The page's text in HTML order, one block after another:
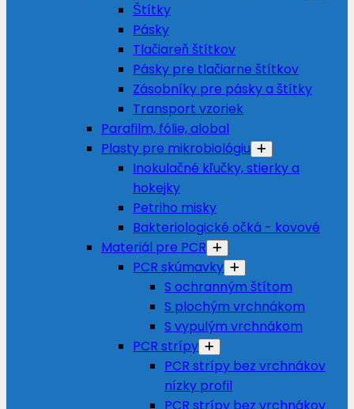
Štítky
Pásky
Tlačiareň štítkov
Pásky pre tlačiarne štítkov
Zásobníky pre pásky a štítky
Transport vzoriek
Parafilm, fólie, alobal
Plasty pre mikrobiológiu
Inokulačné kľučky, stierky a
hokejky
Petriho misky
Bakteriologické očká - kovové
Materiál pre PCR
PCR skúmavky
S ochranným štítom
S plochým vrchnákom
S vypulým vrchnákom
PCR strípy
PCR strípy bez vrchnákov
nízky profil